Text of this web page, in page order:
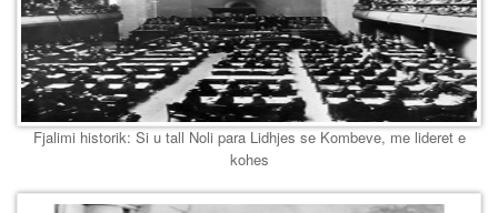
Fjalimi historik: Si u tall Noli para Lidhjes se Kombeve, me lideret e
kohes